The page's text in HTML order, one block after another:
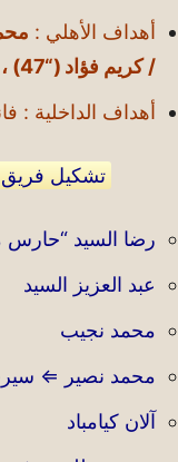
أهداف الأهلي :
/ كريم فؤاد (“47) ، (“53)
أهداف الداخلية :
تشكيل فريق
رضا السيد
عبد العزيز السيد
محمد نجيب
محمد نصير ⇐
آلان كيامباد